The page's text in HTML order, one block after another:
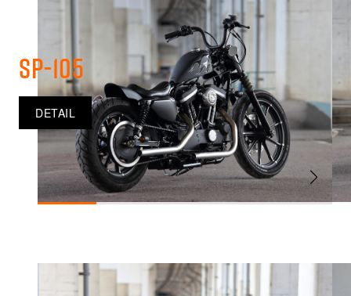
SP-105
DETAIL